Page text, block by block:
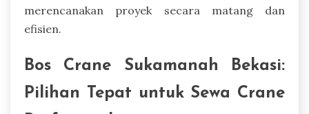
merencanakan proyek secara matang dan
efisien.
Bos Crane Sukamanah Bekasi:
Pilihan Tepat untuk Sewa Crane